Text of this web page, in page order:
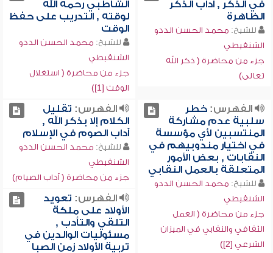
في الذكر , آداب الذكر
الظاهرة
للشيخ: محمد الحسن الددو
الشنقيطي
جزء من محاضرة ( ذكر الله
تعالى)
الشاطبي رحمه الله
لوقته , التدريب على حفظ
الوقت
للشيخ: محمد الحسن الددو
الشنقيطي
جزء من محاضرة ( استغلال
الوقت [1])
الفهرس:خطر
سلبية عدم مشاركة
المنتسبين لأي مؤسسة
في اختيار مندوبيهم في
النقابات , بعض الأمور
المتعلقة بالعمل النقابي
للشيخ: محمد الحسن الددو
الشنقيطي
جزء من محاضرة ( العمل
الثقافي والنقابي في الميزان
الشرعي [2])
الفهرس: تقليل
الكلام إلا بذكر الله ,
آداب الصوم في الإسلام
للشيخ: محمد الحسن الددو
الشنقيطي
جزء من محاضرة ( آداب الصيام)
الفهرس: تعويد
الأولاد على ملكة
التلقي والتأدب ,
مسئوليات الوالدين في
تربية الأولاد زمن الصبا